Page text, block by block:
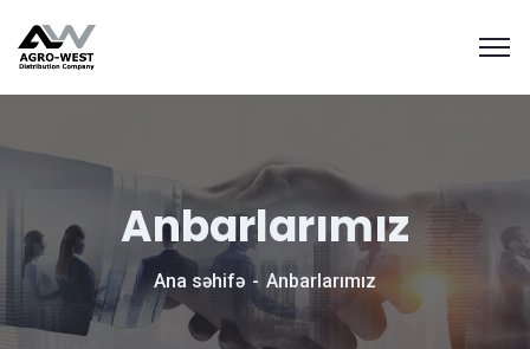
Anbarlarımız
Ana səhifə Anbarlarımız